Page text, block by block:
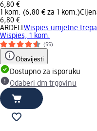
6,80 €
1 kom. (6,80 € za 1 kom.)
6,80 €
ARDELLWispies umjetne
Wispies, 1 kom.
(55)
Obavijesti
Dostupno za isporuku
Odaberi dm trgovinu